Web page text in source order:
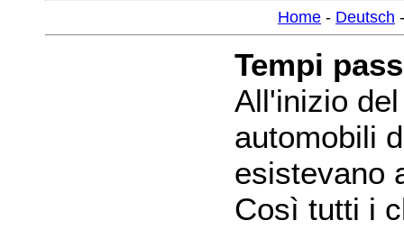
Home - Deutsch
Tempi
All'inizio
automobili
esistevano
Così tutti i